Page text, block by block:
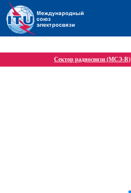
Сектор радиосвязи (МСЭ-R)